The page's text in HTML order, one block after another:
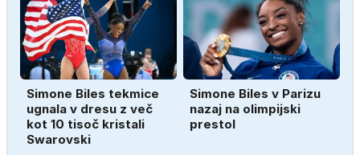
Simone Biles tekmice
ugnala v dresu z več
kot 10 tisoč kristali
Swarovski
Simone Biles v Parizu
nazaj na olimpijski
prestol